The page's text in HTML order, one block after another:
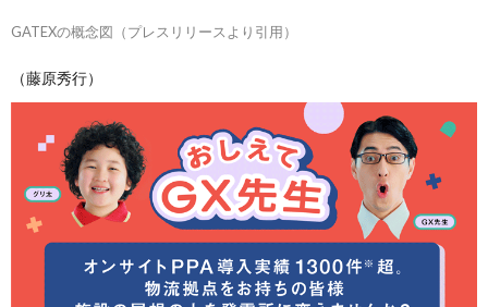
GATEXの概念図（プレスリリースより引用）
（藤原秀行）